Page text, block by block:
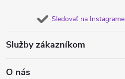
Sledovať na Instagrame
Služby zákazníkom
O nás